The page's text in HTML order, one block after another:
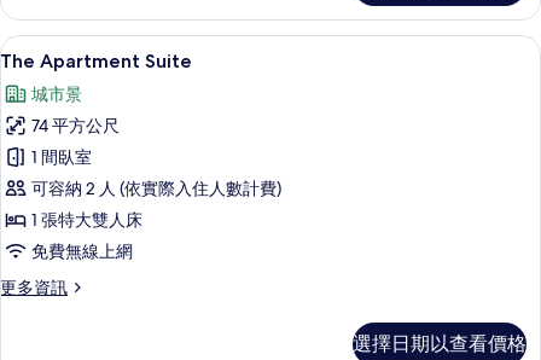
的
詳
情
顯
示
The
Apartment
Suite
的
所
有
相
9
The Apartment Suite
城市景
74 平方公尺
1 間臥室
可容納 2 人 (依實際入住人數計費)
1 張特大雙人床
免費無線上網
更多資訊
更
選擇日期以查看價格